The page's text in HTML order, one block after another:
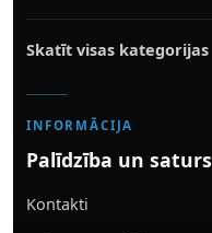
Skatīt visas kategorijas
INFORMĀCIJA
Palīdzība un saturs
Kontakti